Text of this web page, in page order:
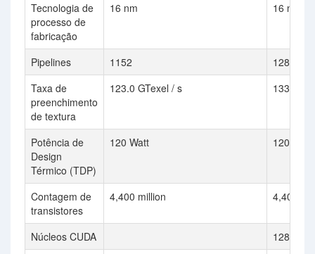
Tecnologia de
processo de
fabricação
16 nm 16 nm
Pipelines 1152
1280
Taxa de
preenchimento
de textura
123.0 GTexel / s 133.6
Potência de
Design
Térmico (TDP)
120 Watt 120 Watt
Contagem de
transistores
4,400 million 4,400
Núcleos CUDA
1280